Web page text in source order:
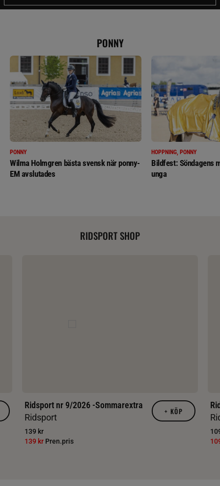
PONNY
PONNY
Wilma Holmgren bästa svensk när ponny-
EM avslutades
HOPPNING, PONNY
Bildfest: Söndagens
unga
RIDSPORT SHOP
Ridsport nr 9/2026 -Sommarextra
Ridsport
139 kr
139 kr Pren.pris
+ KÖP